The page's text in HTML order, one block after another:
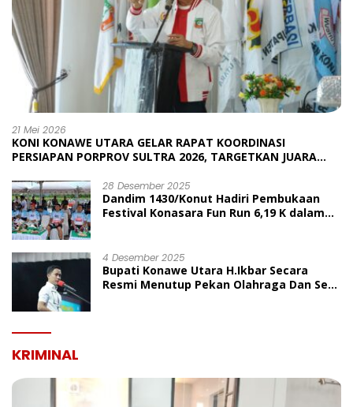
21 Mei 2026
KONI KONAWE UTARA GELAR RAPAT KOORDINASI
PERSIAPAN PORPROV SULTRA 2026, TARGETKAN JUARA
28 Desember 2025
Dandim 1430/Konut Hadiri Pembukaan
Festival Konasara Fun Run 6,19 K dalam
4 Desember 2025
Bupati Konawe Utara H.Ikbar Secara
Resmi Menutup Pekan Olahraga Dan Seni
KRIMINAL